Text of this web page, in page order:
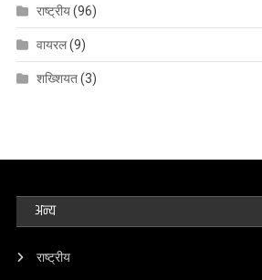
राष्ट्रीय(96)
वायरल(9)
शख्शियत(3)
अन्य
राष्ट्रीय